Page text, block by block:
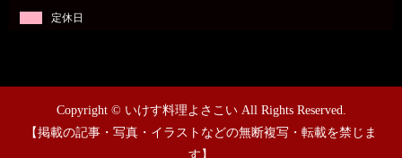
定休日
Copyright © いけす料理よさこい All Rights Reserved.
【掲載の記事・写真・イラストなどの無断複写・転載を禁じま
す】